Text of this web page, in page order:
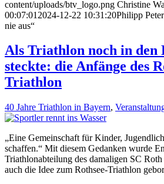
content/uploads/btv_logo.png Christine
00:07:01 2024-12-22 10:31:20Philipp
nie aus“
Als Triathlon noch in den
steckte: die Anfänge des
Triathlon
40 Jahre Triathlon in Bayern,
„Eine Gemeinschaft für Kinder,
schaffen.“ Mit diesem Gedanken wurde
Triathlonabteilung des damaligen SC
auch die Idee zum Rothsee-Triathlon